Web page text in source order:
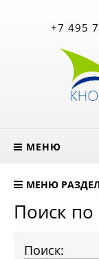
+7 495
МЕНЮ
МЕНЮ
Поиск по
Поиск: